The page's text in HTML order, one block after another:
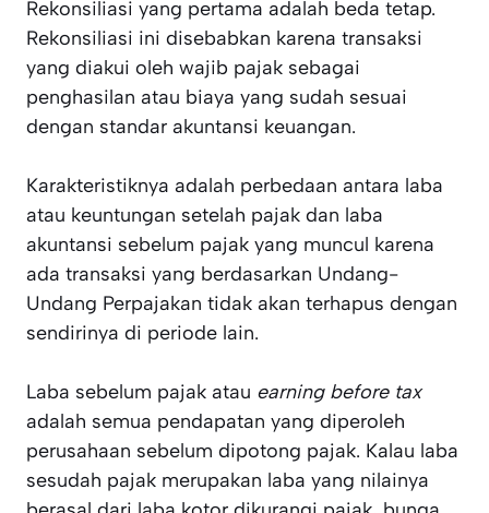
Rekonsiliasi yang pertama adalah beda tetap.
Rekonsiliasi ini disebabkan karena transaksi
yang diakui oleh wajib pajak sebagai
penghasilan atau biaya yang sudah sesuai
dengan standar akuntansi keuangan.
Karakteristiknya adalah perbedaan antara laba
atau keuntungan setelah pajak dan laba
akuntansi sebelum pajak yang muncul karena
ada transaksi yang berdasarkan Undang-
Undang Perpajakan tidak akan terhapus dengan
sendirinya di periode lain.
Laba sebelum pajak atau earning before tax
adalah semua pendapatan yang diperoleh
perusahaan sebelum dipotong pajak. Kalau laba
sesudah pajak merupakan laba yang nilainya